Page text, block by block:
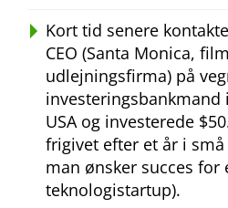
Kort tid senere
CEO (Santa Monica,
udlejningsfirma) på
investeringsbankmand
USA og investerede
frigivet efter et år i
man ønsker succes for
teknologistartup).